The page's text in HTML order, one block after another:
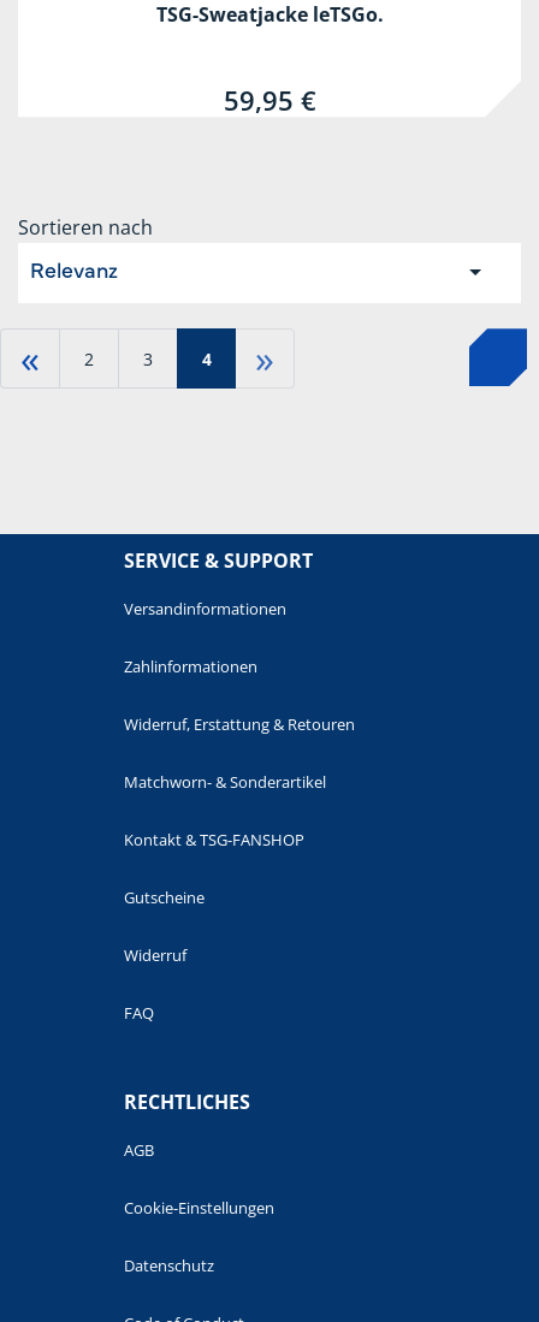
TSG-Sweatjacke leTSGo.
59,95 €
Sortieren nach
Relevanz
« 2 3 4 »
SERVICE & SUPPORT
Versandinformationen
Zahlinformationen
Widerruf, Erstattung & Retouren
Matchworn- & Sonderartikel
Kontakt & TSG-FANSHOP
Gutscheine
Widerruf
FAQ
RECHTLICHES
AGB
Cookie-Einstellungen
Datenschutz